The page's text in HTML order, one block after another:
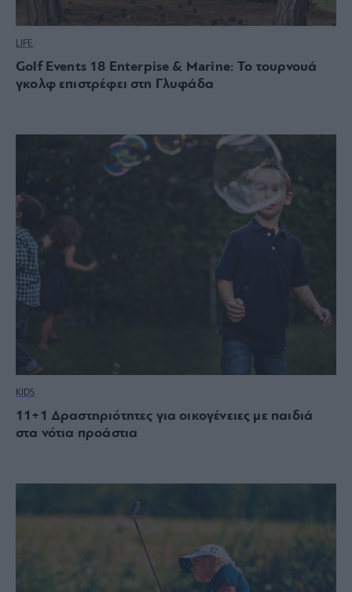
LIFE
Golf Events 18 Enterpise & Marine: Το τουρνουά
γκολφ επιστρέφει στη Γλυφάδα
KIDS
11+1 Δραστηριότητες για οικογένειες με παιδιά
στα νότια προάστια